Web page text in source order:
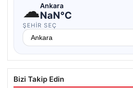
☁Ankara
NaN°C
ŞEHIR SEÇ
Bizi Takip Edin